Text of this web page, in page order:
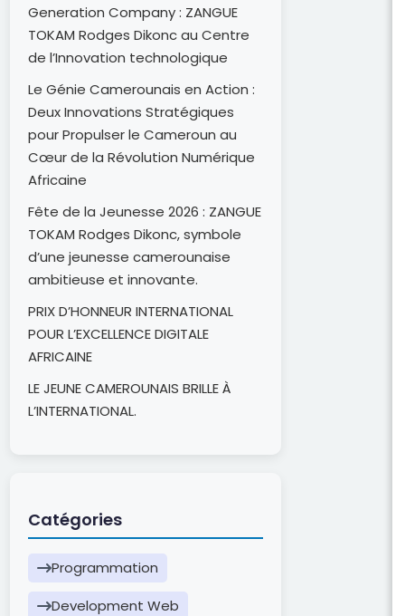
Generation Company : ZANGUE
TOKAM Rodges Dikonc au Centre
de l’Innovation technologique
Le Génie Camerounais en Action :
Deux Innovations Stratégiques
pour Propulser le Cameroun au
Cœur de la Révolution Numérique
Africaine
Fête de la Jeunesse 2026 : ZANGUE
TOKAM Rodges Dikonc, symbole
d’une jeunesse camerounaise
ambitieuse et innovante.
PRIX D’HONNEUR INTERNATIONAL
POUR L’EXCELLENCE DIGITALE
AFRICAINE
LE JEUNE CAMEROUNAIS BRILLE À
L’INTERNATIONAL.
Catégories
Programmation
Development Web